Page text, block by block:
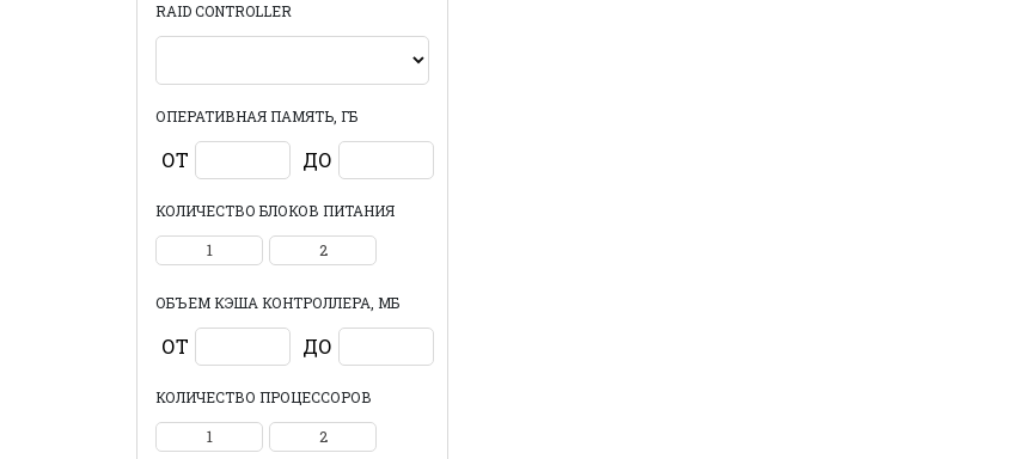
RAID CONTROLLER
ОПЕРАТИВНАЯ ПАМЯТЬ, ГБ
ОТ ДО
КОЛИЧЕСТВО БЛОКОВ ПИТАНИЯ
1 2
ОБЪЕМ КЭША КОНТРОЛЛЕРА, МБ
ОТ ДО
КОЛИЧЕСТВО ПРОЦЕССОРОВ
1 2